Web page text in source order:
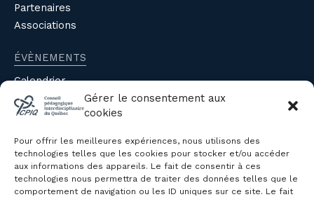
Gérer le consentement aux
cookies
Pour offrir les meilleures expériences, nous utilisons des
technologies telles que les cookies pour stocker et/ou accéder
aux informations des appareils. Le fait de consentir à ces
technologies nous permettra de traiter des données telles que le
comportement de navigation ou les ID uniques sur ce site. Le fait
Partenaires
Associations
ÉVÈNEMENTS
Calendrier
Évènements du CPIQ
Revue
Avis et mémoires
Autres publications